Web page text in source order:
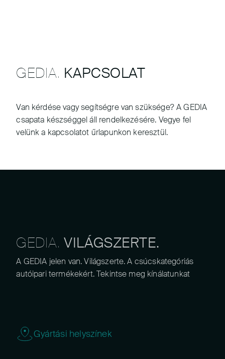
GEDIA. KAPCSOLAT
Van kérdése vagy segítségre van szüksége? A GEDIA
csapata készséggel áll rendelkezésére. Vegye fel
velünk a kapcsolatot űrlapunkon keresztül.
GEDIA. VILÁGSZERTE.
A GEDIA jelen van. Világszerte. A csúcskategóriás
autóipari termékekért. Tekintse meg kínálatunkat
Gyártási helyszínek